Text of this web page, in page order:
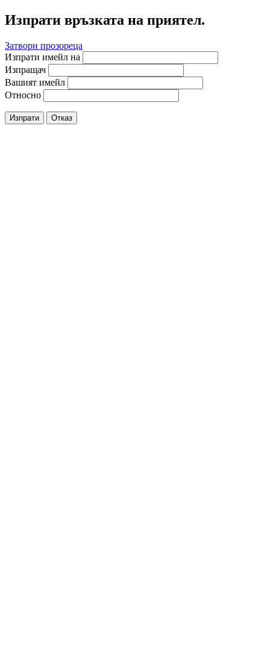
Изпрати връзката на приятел.
Затвори прозореца
Изпрати имейл на
Изпращач
Вашият имейл
Относно
Изпрати Отказ